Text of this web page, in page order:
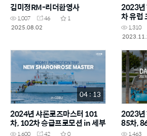
김미정RM-리더환영사
1,007 46
1
2025.08.02
2023년
차 유럽
1,310
04 : 13
2024년 샤론로즈마스터 101
차, 102차 승급프로모션 in 세부
1,600 42
0
2023년
85차,
1,463